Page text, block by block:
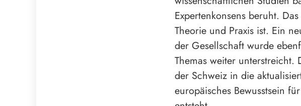
Expertenkonsens beruht.
Theorie und Praxis ist. Ein
der Gesellschaft wurde
Themas weiter
der Schweiz in die
europäisches Bewusstsein